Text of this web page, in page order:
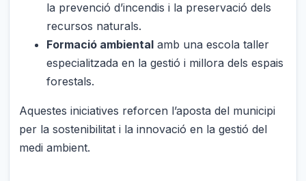
la prevenció d’incendis i la preservació dels
recursos naturals.
Formació ambiental amb una escola taller
especialitzada en la gestió i millora dels espais
forestals.
Aquestes iniciatives reforcen l’aposta del municipi
per la sostenibilitat i la innovació en la gestió del
medi ambient.